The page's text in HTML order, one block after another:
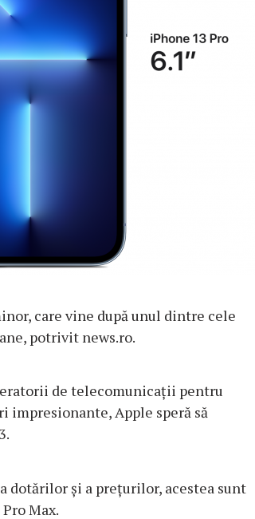
care vine după unul dintre cele
potrivit news.ro.
de telecomunicaţii pentru
impresionante, Apple speră să
dotărilor şi a preţurilor, acestea sunt
Max.